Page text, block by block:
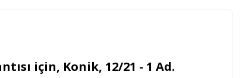
için, Konik, 12/21 - 1 Ad.